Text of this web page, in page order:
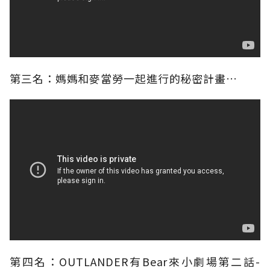
第三名：媽媽和麥當勞一起進行的秘密計畫…
第四名：OUTLANDER有Bear來小劇場第二話-